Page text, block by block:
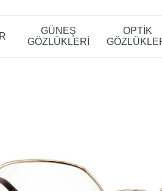
GÜNEŞ
GÖZLÜKLERİ
OPTİK